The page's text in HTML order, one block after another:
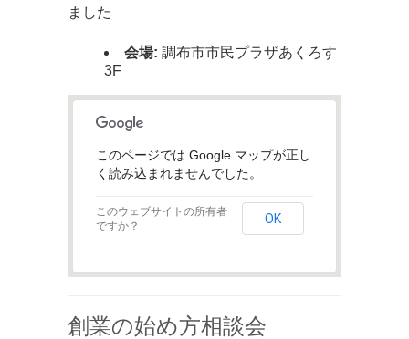
ました
会場: 調布市市民プラザあくろす
3F
このページでは Google マップが正し
く読み込まれませんでした。
このウェブサイトの所有者
ですか？
OK
創業の始め方相談会